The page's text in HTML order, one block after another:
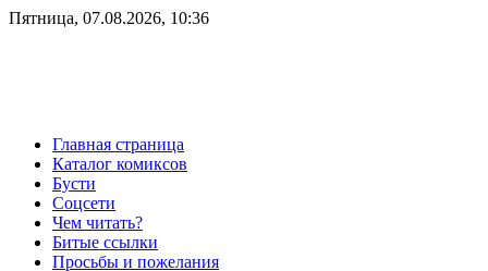
Пятница, 07.08.2026, 10:36
Главная страница
Каталог комиксов
Бусти
Соцсети
Чем читать?
Битые ссылки
Просьбы и пожелания